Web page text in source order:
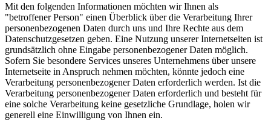
Mit den folgenden Informationen möchten wir Ihnen als
"betroffener Person" einen Überblick über die Verarbeitung Ihrer
personenbezogenen Daten durch uns und Ihre Rechte aus dem
Datenschutzgesetzen geben. Eine Nutzung unserer Internetseiten ist
grundsätzlich ohne Eingabe personenbezogener Daten möglich.
Sofern Sie besondere Services unseres Unternehmens über unsere
Internetseite in Anspruch nehmen möchten, könnte jedoch eine
Verarbeitung personenbezogener Daten erforderlich werden. Ist die
Verarbeitung personenbezogener Daten erforderlich und besteht für
eine solche Verarbeitung keine gesetzliche Grundlage, holen wir
generell eine Einwilligung von Ihnen ein.